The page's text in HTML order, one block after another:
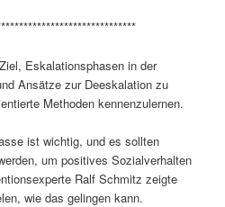
Eskalationsphasen in der
Ansätze zur Deeskalation zu
Methoden kennenzulernen.
ist wichtig, und es sollten
um positives Sozialverhalten
Ralf Schmitz zeigte
wie das gelingen kann.